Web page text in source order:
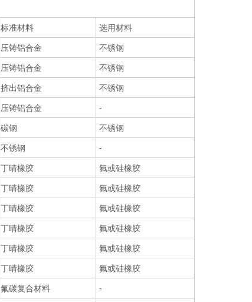
标准材料
选用材料
压铸铝合金
不锈钢
压铸铝合金
不锈钢
挤出铝合金
不锈钢
压铸铝合金
-
碳钢
不锈钢
不锈钢
-
丁晴橡胶
氟或硅橡胶
丁晴橡胶
氟或硅橡胶
丁晴橡胶
氟或硅橡胶
丁晴橡胶
氟或硅橡胶
丁晴橡胶
氟或硅橡胶
丁晴橡胶
氟或硅橡胶
氟碳复合材料 -